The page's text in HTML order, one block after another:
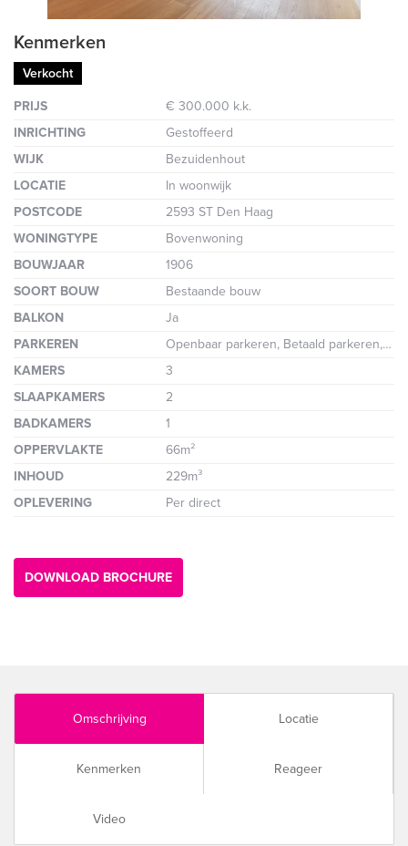
Kenmerken
Verkocht
PRIJS
€ 300.000 k.k.
INRICHTING
Gestoffeerd
WIJK
Bezuidenhout
LOCATIE
In woonwijk
POSTCODE
2593 ST Den Haag
WONINGTYPE
Bovenwoning
BOUWJAAR
1906
SOORT BOUW
Bestaande bouw
BALKON
Ja
PARKEREN
Openbaar parkeren, Betaald parkeren, Parkeervergunning
KAMERS
3
SLAAPKAMERS
2
BADKAMERS
1
OPPERVLAKTE
66m²
INHOUD
229m³
OPLEVERING
Per direct
DOWNLOAD BROCHURE
Omschrijving Locatie
Kenmerken Reageer
Video